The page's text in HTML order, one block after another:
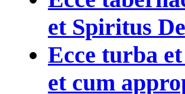
et Spiritus
Ecce turba
et cum